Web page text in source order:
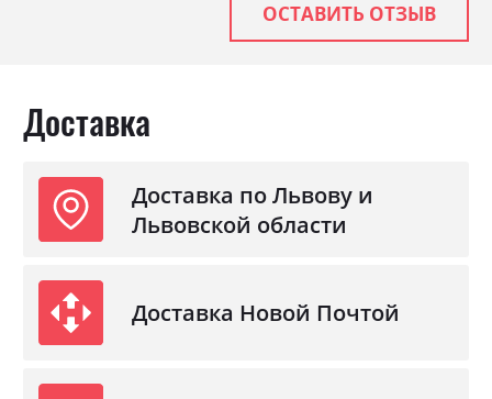
ОСТАВИТЬ ОТЗЫВ
Доставка
Доставка по Львову и
Львовской области
Доставка Новой Почтой